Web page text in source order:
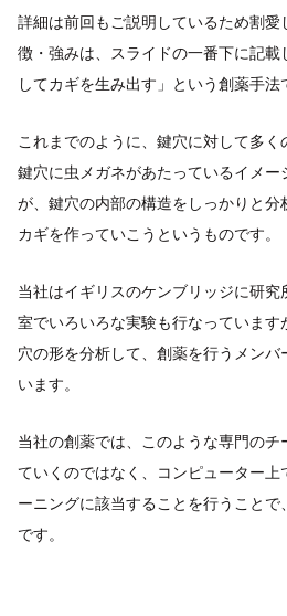
詳細は前回もご説明しているため割
徴・強みは、スライドの一番下に記
してカギを生み出す」という創薬手法
これまでのように、鍵穴に対して多く
鍵穴に虫メガネがあたっているイメー
が、鍵穴の内部の構造をしっかりと
カギを作っていこうというものです。
当社はイギリスのケンブリッジに研
室でいろいろな実験も行なっていま
穴の形を分析して、創薬を行うメン
います。
当社の創薬では、このような専門のチ
ていくのではなく、コンピューター上
ーニングに該当することを行うこと
です。